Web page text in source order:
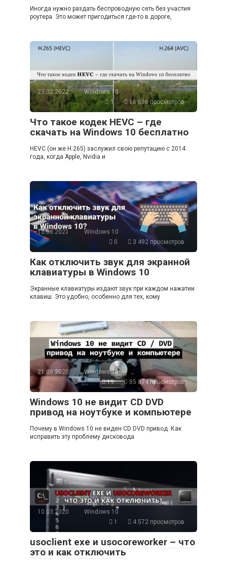
Иногда нужно раздать беспроводную сеть без участия
роутера. Это может пригодиться где-то в дороге,
23.02.2022
Windows 10
1
16 636 просмотров
Что такое кодек HEVC – где
скачать на Windows 10 бесплатно
HEVC (он же H.265) заслужил свою репутацию с 2014
года, когда Apple, Nvidia и
13.06.2021
Windows 10
0
3 492 просмотров
Как отключить звук для экранной
клавиатуры в Windows 10
Экранные клавиатуры издают звук при каждом нажатии
клавиш. Это удобно, особенно для тех, кому
21.06.2020
Windows 10
19
85 874 просмотров
Windows 10 не видит CD DVD
привод на ноутбуке и компьютере
Почему в Windows 10 не виден CD DVD привод. Как
исправить эту проблему дисковода
10.03.2020
Windows 10
1
4 572 просмотров
usoclient exe и usocoreworker – что
это и как отключить